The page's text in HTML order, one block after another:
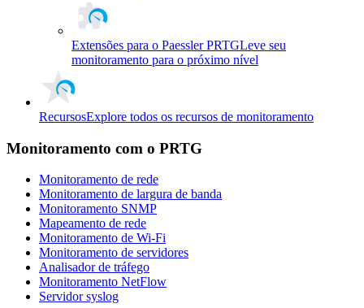
Extensões para o Paessler PRTGLeve seu
monitoramento para o próximo nível
RecursosExplore todos os recursos de monitoramento
Monitoramento com o PRTG
Monitoramento de rede
Monitoramento de largura de banda
Monitoramento SNMP
Mapeamento de rede
Monitoramento de Wi-Fi
Monitoramento de servidores
Analisador de tráfego
Monitoramento NetFlow
Servidor syslog